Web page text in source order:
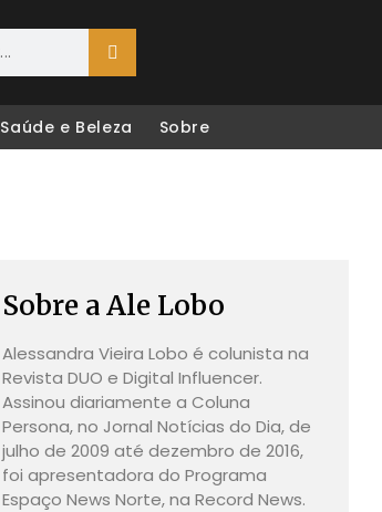
Saúde e Beleza Sobre
Sobre a Ale Lobo
Alessandra Vieira Lobo é colunista na
Revista DUO e Digital Influencer.
Assinou diariamente a Coluna
Persona, no Jornal Notícias do Dia, de
julho de 2009 até dezembro de 2016,
foi apresentadora do Programa
Espaço News Norte, na Record News.